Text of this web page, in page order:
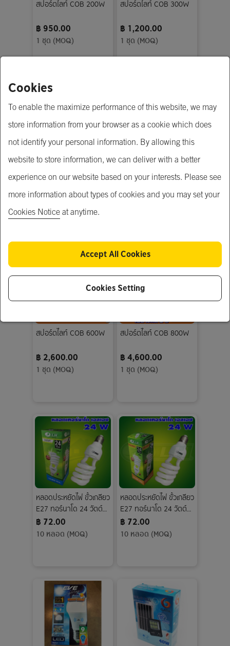
Cookies
To enable the maximize performance of this website, we may
store information from your browser as a cookie which does
not identify your personal information. By allowing this
website to store information, we can deliver with a better
experience on our website based on your interests. Please see
more information about types of cookies and you may set your
Cookies Noticeat anytime.
Accept All Cookies
Cookies Setting
สปอร์ตไลท์ COB 200W
฿ 950.00
1 ชุด (MOQ)
สปอร์ตไลท์ COB 300W
฿ 1,200.00
1 ชุด (MOQ)
฿ 1,700.00 ฿ 2,300.00
สปอร์ตไลท์ COB 600W
฿ 2,600.00
1 ชุด (MOQ)
สปอร์ตไลท์ COB 800W
฿ 4,600.00
1 ชุด (MOQ)
หลอดประหยัดไฟ ขั้วเกลียว
E27 ทอร์นาโด 24 วัตต์
LH Day Light
฿ 72.00
10 หลอด (MOQ)
หลอดประหยัดไฟ ขั้วเกลียว
E27 ทอร์นาโด 24 วัตต์
LH Warm White
฿ 72.00
10 หลอด (MOQ)